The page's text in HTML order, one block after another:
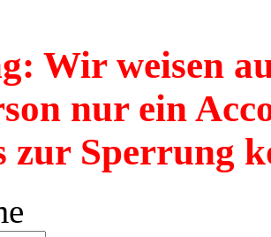
Wir weisen
nur ein
zur Sperrung